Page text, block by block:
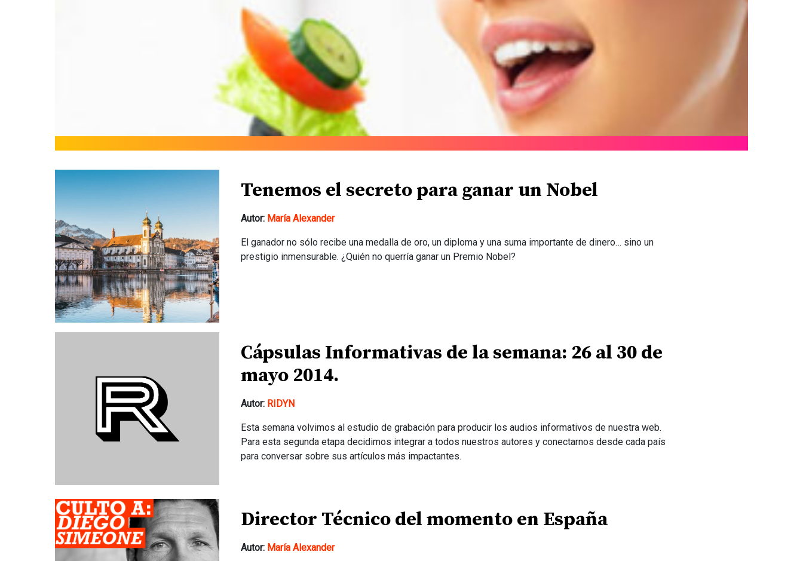
Tenemos el secreto para ganar un Nobel
Autor: María Alexander
El ganador no sólo recibe una medalla de oro, un diploma y una suma importante de dinero… sino un
prestigio inmensurable. ¿Quién no querría ganar un Premio Nobel?
Cápsulas Informativas de la semana: 26 al 30 de
mayo 2014.
Autor: RIDYN
Esta semana volvimos al estudio de grabación para producir los audios informativos de nuestra web.
Para esta segunda etapa decidimos integrar a todos nuestros autores y conectarnos desde cada país
para conversar sobre sus artículos más impactantes.
Director Técnico del momento en España
Autor: María Alexander